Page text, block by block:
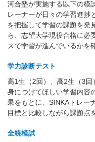
河合塾が実施する以下の模
レーナーが日々の学習進捗
を把握して学習の課題を発
ら、志望大学現役合格に必
スで学習が進んでいるかを
学力診断テスト
高1生（2回）、高2生（3回
身につけてほしい学習内容
果をもとに、SINKAトレー
目標と比較しながら課題点
全統模試